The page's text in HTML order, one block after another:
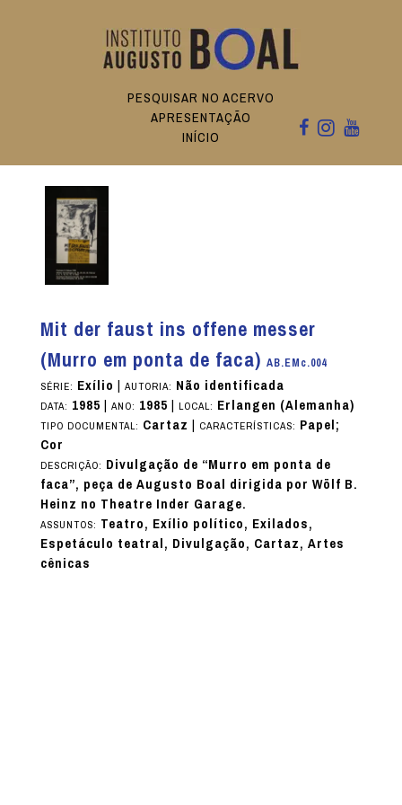
PESQUISAR NO ACERVO
APRESENTAÇÃO
INÍCIO
Mit der faust ins offene messer
(Murro em ponta de faca) AB.EMc.004
SÉRIE: Exílio | AUTORIA: Não identificada
DATA: 1985| ANO: 1985| LOCAL: Erlangen (Alemanha)
TIPO DOCUMENTAL: Cartaz | CARACTERÍSTICAS: Papel;
Cor
DESCRIÇÃO: Divulgação de “Murro em ponta de
faca”, peça de Augusto Boal dirigida por Wölf B.
Heinz no Theatre Inder Garage.
ASSUNTOS: Teatro, Exílio político, Exilados,
Espetáculo teatral, Divulgação, Cartaz, Artes
cênicas